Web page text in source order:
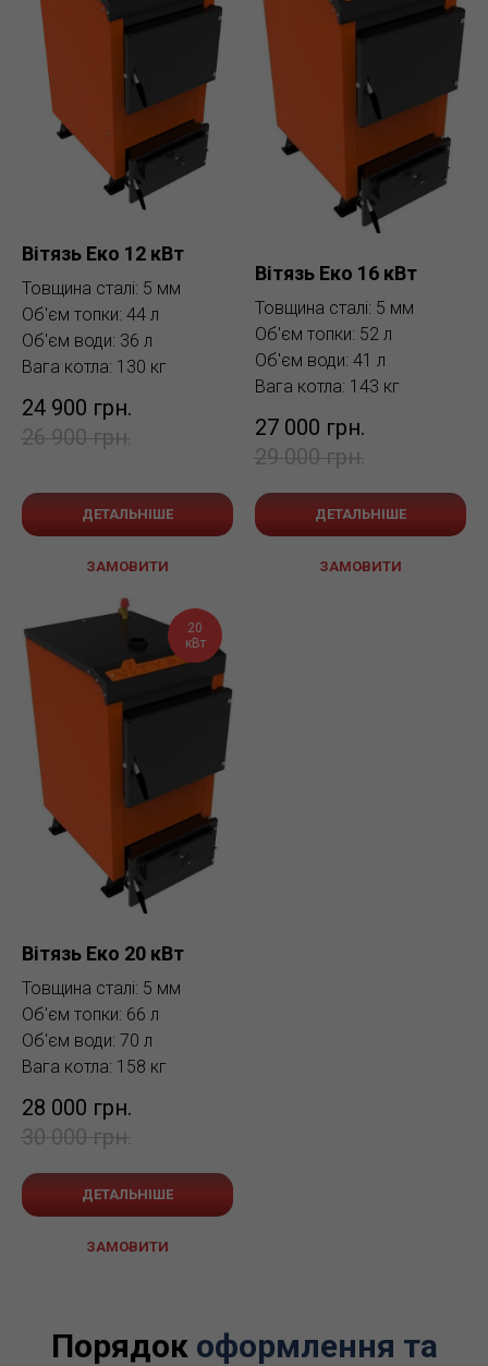
Вітязь Еко 12 кВт
Товщина сталі: 5 мм
Об'єм топки: 44 л
Об'єм води: 36 л
Вага котла: 130 кг
24 900 грн.
26 900 грн.
ДЕТАЛЬНІШЕ
ЗАМОВИТИ
Вітязь Еко 16 кВт
Товщина сталі: 5 мм
Об'єм топки: 52 л
Об'єм води: 41 л
Вага котла: 143 кг
27 000 грн.
29 000 грн.
ДЕТАЛЬНІШЕ
ЗАМОВИТИ
20
кВт
Вітязь Еко 20 кВт
Товщина сталі: 5 мм
Об'єм топки: 66 л
Об'єм води: 70 л
Вага котла: 158 кг
28 000 грн.
30 000 грн.
ДЕТАЛЬНІШЕ
ЗАМОВИТИ
Порядок оформлення та